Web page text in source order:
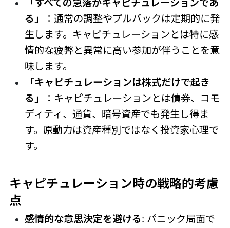
「すべての急落がキャピチュレーションであ
る」
：通常の調整やプルバックは定期的に発
生します。キャピチュレーションとは特に感
情的な疲弊と異常に高い参加が伴うことを意
味します。
「キャピチュレーションは株式だけで起き
る」
：キャピチュレーションとは債券、コモ
ディティ、通貨、暗号資産でも発生し得ま
す。原動力は資産種別ではなく投資家心理で
す。
キャピチュレーション時の戦略的考慮
点
感情的な意思決定を避ける: パニック局面で